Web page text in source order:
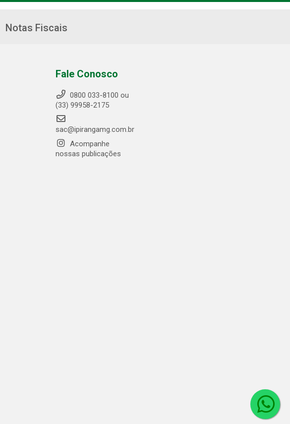
Notas Fiscais
Fale Conosco
0800 033-8100 ou
(33) 99958-2175
sac@ipirangamg.com.br
Acompanhe
nossas publicações